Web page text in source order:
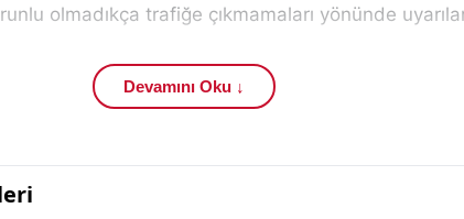
olmadıkça trafiğe çıkmamaları yönünde
Sivas İl Özel İdaresi ekipleri tarafından
ekipler, kapanan köy ve mezra yollarını yeniden
seferber etti. Özellikle yüksek rakımlı ve ulaşımı
büyük bir titizlikle yürütüldüğü bildirildi.
Devamını Oku ↓